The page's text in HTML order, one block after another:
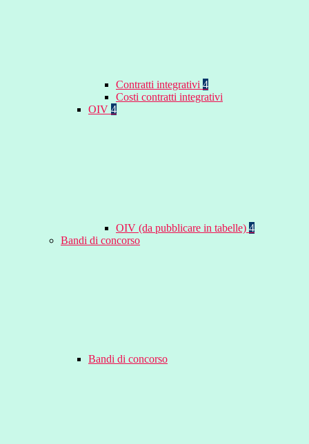
Contratti integrativi 4
Costi contratti integrativi
OIV 4
OIV (da pubblicare in tabelle) 4
Bandi di concorso
Bandi di concorso